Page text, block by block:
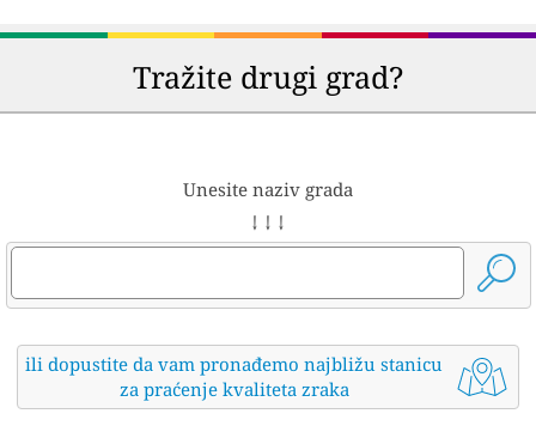
Tražite drugi grad?
Unesite naziv grada
↓ ↓ ↓
ili dopustite da vam pronađemo najbližu stanicu
za praćenje kvaliteta zraka